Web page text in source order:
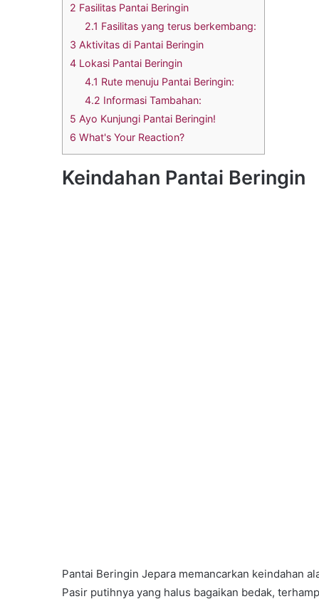
2 Fasilitas Pantai Beringin
2.1 Fasilitas yang terus berkembang:
3 Aktivitas di Pantai Beringin
4 Lokasi Pantai Beringin
4.1 Rute menuju Pantai Beringin:
4.2 Informasi Tambahan:
5 Ayo Kunjungi Pantai Beringin!
6 What's Your Reaction?
Keindahan Pantai Beringin
Pantai Beringin Jepara memancarkan keindahan
Pasir putihnya yang halus bagaikan bedak,